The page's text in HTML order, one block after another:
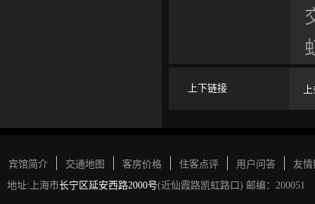
上下链接
宾馆简介 交通地图 客房价格 住客点评 用户问答
友
地址:上海市长宁区延安西路2000号(近仙霞路凯虹路口) 邮编：200051